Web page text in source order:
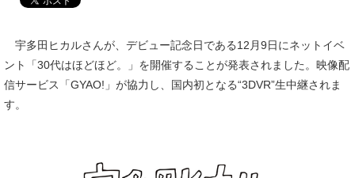
宇多田ヒカルさんが、デビュー記念日である12月9日にネットイベ
ント「30代はほどほど。」を開催することが発表されました。映像配
信サービス「GYAO!」が協力し、国内初となる“3DVR”生中継されま
す。